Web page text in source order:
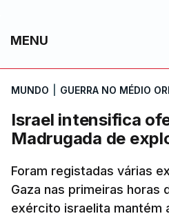
MENU
MUNDO GUERRA NO MÉDIO
Israel intensifica
Madrugada de
Foram registadas várias
Gaza nas primeiras horas
exército israelita mantém